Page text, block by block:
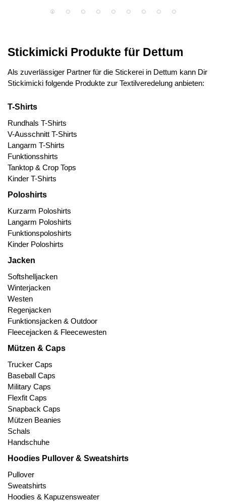
Stickimicki Produkte für Dettum
Als zuverlässiger Partner für die Stickerei in Dettum kann Dir
Stickimicki folgende Produkte zur Textilveredelung anbieten:
T-Shirts
Rundhals T-Shirts
V-Ausschnitt T-Shirts
Langarm T-Shirts
Funktionsshirts
Tanktop & Crop Tops
Kinder T-Shirts
Poloshirts
Kurzarm Poloshirts
Langarm Poloshirts
Funktionspoloshirts
Kinder Poloshirts
Jacken
Softshelljacken
Winterjacken
Westen
Regenjacken
Funktionsjacken & Outdoor
Fleecejacken & Fleecewesten
Mützen & Caps
Trucker Caps
Baseball Caps
Military Caps
Flexfit Caps
Snapback Caps
Mützen Beanies
Schals
Handschuhe
Hoodies Pullover & Sweatshirts
Pullover
Sweatshirts
Hoodies & Kapuzensweater